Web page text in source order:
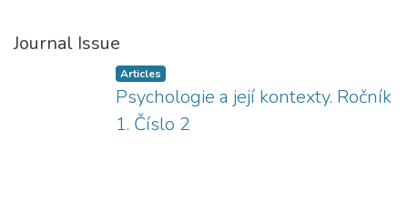
Journal Issue
Articles
Psychologie a její kontexty. Ročník
1. Číslo 2